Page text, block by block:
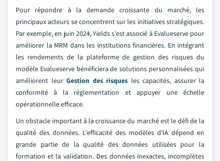
Pour répondre à la demande croissante du marché, les
principaux acteurs se concentrent sur les initiatives stratégiques.
Par exemple, en juin 2024, Yields s'est associé à Evalueserve pour
améliorer la MRM dans les institutions financières. En intégrant
les rendements de la plateforme de gestion des risques du
modèle Evalueserve bénéficiera de solutions personnalisées qui
améliorent leur Gestion des risques les capacités, assurer la
conformité à la réglementation et appuyer une échelle
opérationnelle efficace.
Un obstacle important à la croissance du marché est le défi de la
qualité des données. L'efficacité des modèles d'IA dépend en
grande partie de la qualité des données utilisées pour la
formation et la validation. Des données inexactes, incomplètes